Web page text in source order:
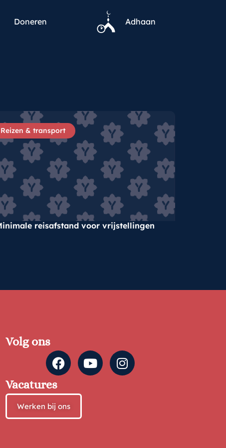
Doneren Adhaan
Reizen & transport
reisafstand voor vrijstellingen
Volg ons
Vacatures
Werken bij ons